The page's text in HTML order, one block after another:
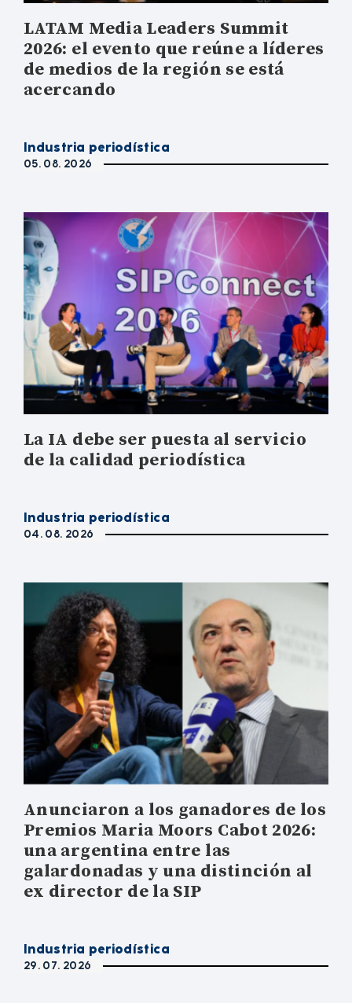
LATAM Media Leaders Summit
2026: el evento que reúne a líderes
de medios de la región se está
acercando
Industria periodística
05. 08. 2026
La IA debe ser puesta al servicio
de la calidad periodística
Industria periodística
04. 08. 2026
Anunciaron a los ganadores de los
Premios Maria Moors Cabot 2026:
una argentina entre las
galardonadas y una distinción al
ex director de la SIP
Industria periodística
29. 07. 2026